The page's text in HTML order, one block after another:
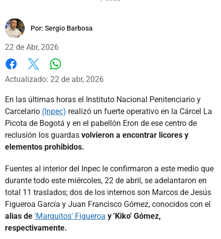
Por: Sergio Barbosa
22 de Abr, 2026
Facebook
X
Actualizado: 22 de abr, 2026
En las últimas horas el Instituto Nacional Penitenciario y
Carcelario (Inpec) realizó un fuerte operativo en la Cárcel La
Picota de Bogotá y en el pabellón Eron de ese centro de
reclusión los guardas volvieron a encontrar licores y
elementos prohibidos.
Fuentes al interior del Inpec le confirmaron a este medio que
durante todo este miércoles, 22 de abril, se adelantaron en
total 11 traslados; dos de los internos son Marcos de Jesús
Figueroa García y Juan Francisco Gómez, conocidos con el
alias de 'Marquitos' Figueroa y 'Kiko' Gómez,
respectivamente.